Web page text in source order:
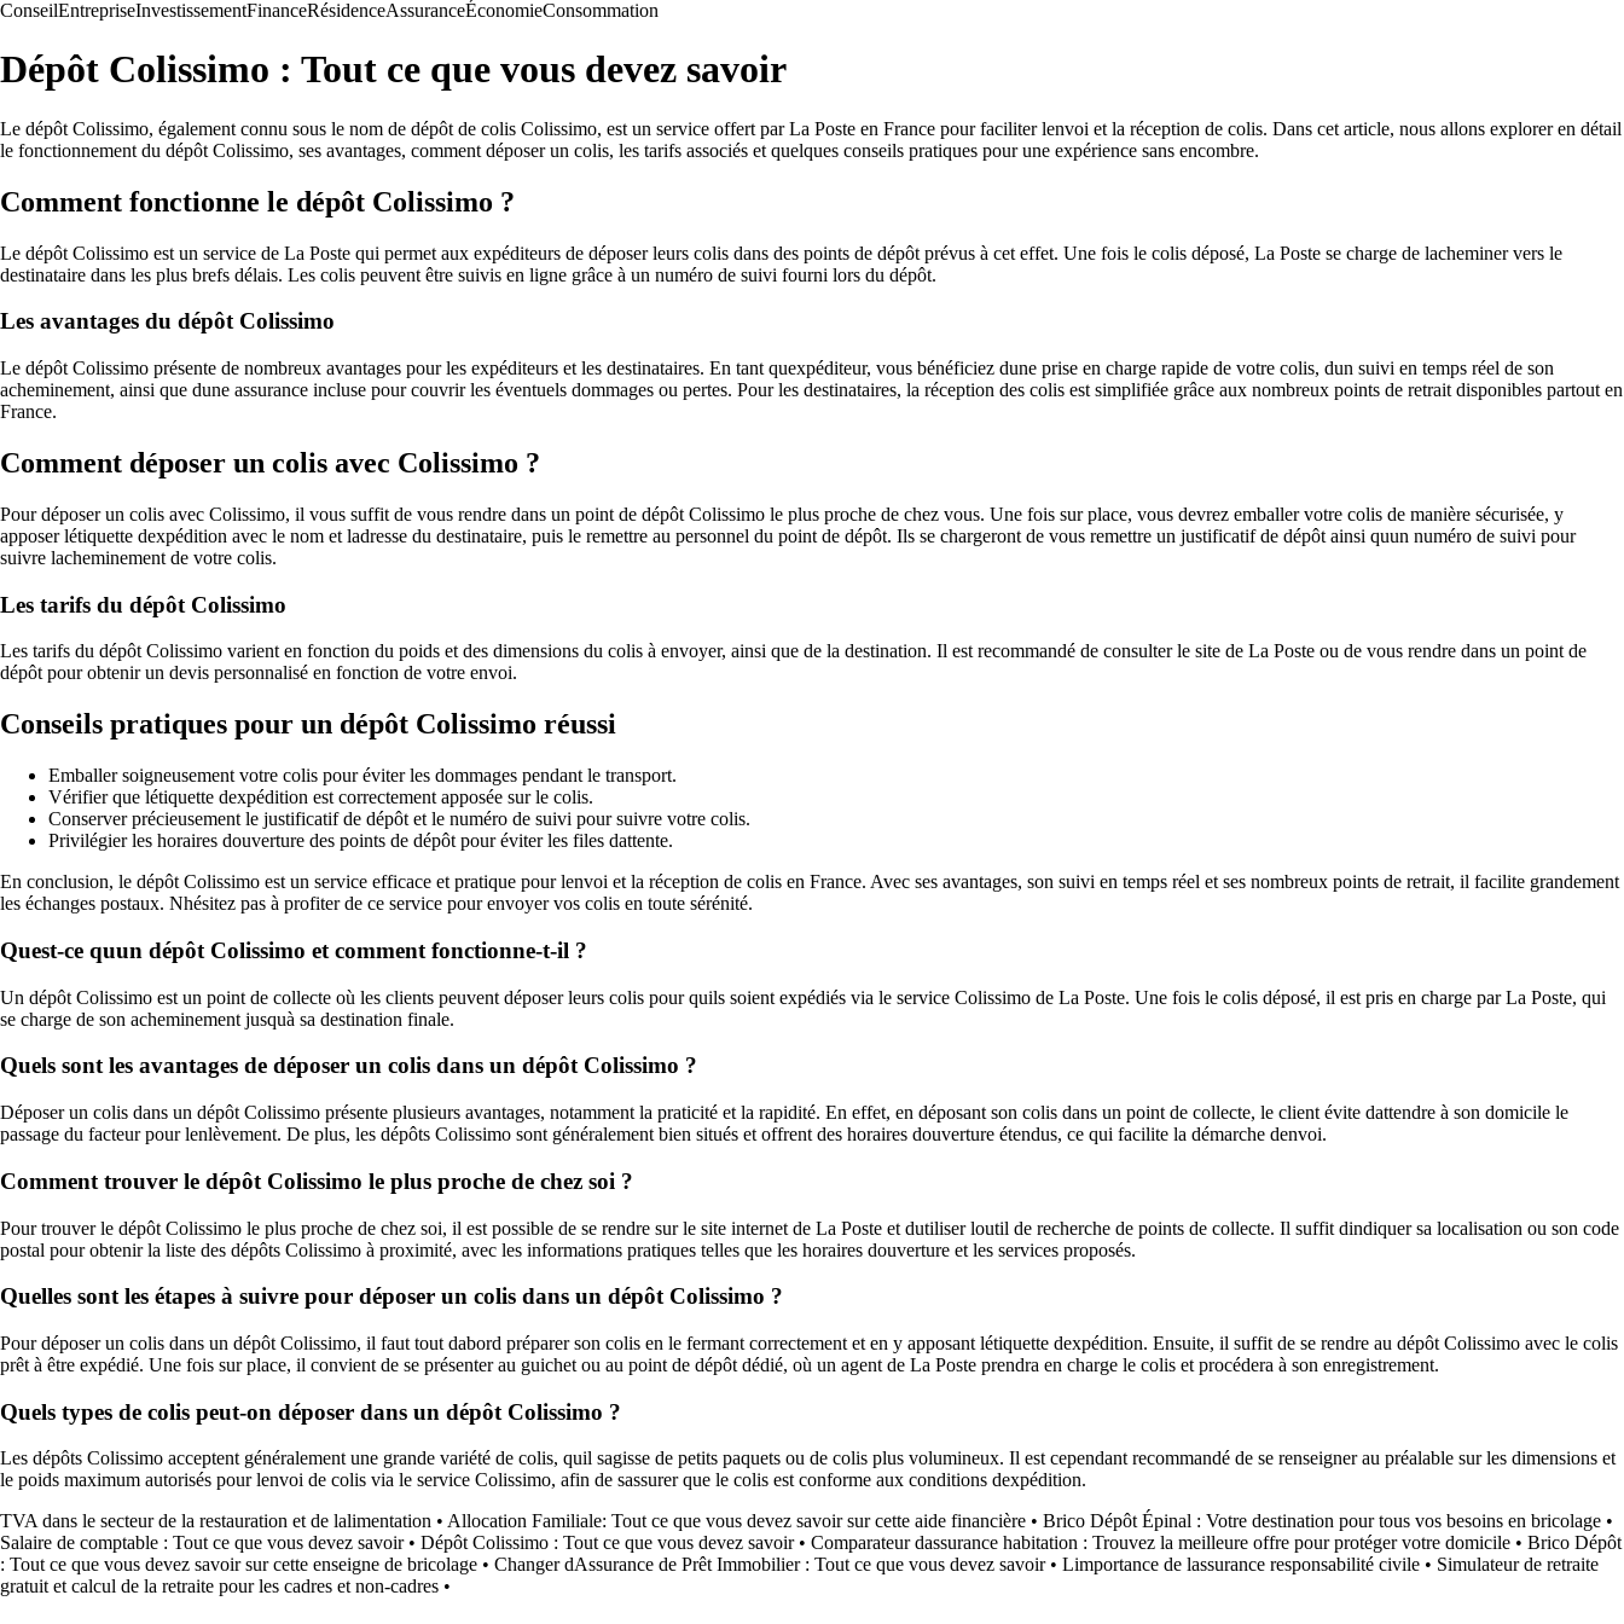
ConseilEntrepriseInvestissementFinanceRésidenceAssuranceÉconomieConsommation
Dépôt Colissimo : Tout ce que vous devez savoir
Le dépôt Colissimo, également connu sous le nom de dépôt de colis Colissimo, est un service offert par La Poste en France pour faciliter lenvoi et la réception de colis. Dans cet article, nous allons explorer en détail
le fonctionnement du dépôt Colissimo, ses avantages, comment déposer un colis, les tarifs associés et quelques conseils pratiques pour une expérience sans encombre.
Comment fonctionne le dépôt Colissimo ?
Le dépôt Colissimo est un service de La Poste qui permet aux expéditeurs de déposer leurs colis dans des points de dépôt prévus à cet effet. Une fois le colis déposé, La Poste se charge de lacheminer vers le
destinataire dans les plus brefs délais. Les colis peuvent être suivis en ligne grâce à un numéro de suivi fourni lors du dépôt.
Les avantages du dépôt Colissimo
Le dépôt Colissimo présente de nombreux avantages pour les expéditeurs et les destinataires. En tant quexpéditeur, vous bénéficiez dune prise en charge rapide de votre colis, dun suivi en temps réel de son
acheminement, ainsi que dune assurance incluse pour couvrir les éventuels dommages ou pertes. Pour les destinataires, la réception des colis est simplifiée grâce aux nombreux points de retrait disponibles partout en
France.
Comment déposer un colis avec Colissimo ?
Pour déposer un colis avec Colissimo, il vous suffit de vous rendre dans un point de dépôt Colissimo le plus proche de chez vous. Une fois sur place, vous devrez emballer votre colis de manière sécurisée, y
apposer létiquette dexpédition avec le nom et ladresse du destinataire, puis le remettre au personnel du point de dépôt. Ils se chargeront de vous remettre un justificatif de dépôt ainsi quun numéro de suivi pour
suivre lacheminement de votre colis.
Les tarifs du dépôt Colissimo
Les tarifs du dépôt Colissimo varient en fonction du poids et des dimensions du colis à envoyer, ainsi que de la destination. Il est recommandé de consulter le site de La Poste ou de vous rendre dans un point de
dépôt pour obtenir un devis personnalisé en fonction de votre envoi.
Conseils pratiques pour un dépôt Colissimo réussi
Emballer soigneusement votre colis pour éviter les dommages pendant le transport.
Vérifier que létiquette dexpédition est correctement apposée sur le colis.
Conserver précieusement le justificatif de dépôt et le numéro de suivi pour suivre votre colis.
Privilégier les horaires douverture des points de dépôt pour éviter les files dattente.
En conclusion, le dépôt Colissimo est un service efficace et pratique pour lenvoi et la réception de colis en France. Avec ses avantages, son suivi en temps réel et ses nombreux points de retrait, il facilite grandement
les échanges postaux. Nhésitez pas à profiter de ce service pour envoyer vos colis en toute sérénité.
Quest-ce quun dépôt Colissimo et comment fonctionne-t-il ?
Un dépôt Colissimo est un point de collecte où les clients peuvent déposer leurs colis pour quils soient expédiés via le service Colissimo de La Poste. Une fois le colis déposé, il est pris en charge par La Poste, qui
se charge de son acheminement jusquà sa destination finale.
Quels sont les avantages de déposer un colis dans un dépôt Colissimo ?
Déposer un colis dans un dépôt Colissimo présente plusieurs avantages, notamment la praticité et la rapidité. En effet, en déposant son colis dans un point de collecte, le client évite dattendre à son domicile le
passage du facteur pour lenlèvement. De plus, les dépôts Colissimo sont généralement bien situés et offrent des horaires douverture étendus, ce qui facilite la démarche denvoi.
Comment trouver le dépôt Colissimo le plus proche de chez soi ?
Pour trouver le dépôt Colissimo le plus proche de chez soi, il est possible de se rendre sur le site internet de La Poste et dutiliser loutil de recherche de points de collecte. Il suffit dindiquer sa localisation ou son code
postal pour obtenir la liste des dépôts Colissimo à proximité, avec les informations pratiques telles que les horaires douverture et les services proposés.
Quelles sont les étapes à suivre pour déposer un colis dans un dépôt Colissimo ?
Pour déposer un colis dans un dépôt Colissimo, il faut tout dabord préparer son colis en le fermant correctement et en y apposant létiquette dexpédition. Ensuite, il suffit de se rendre au dépôt Colissimo avec le colis
prêt à être expédié. Une fois sur place, il convient de se présenter au guichet ou au point de dépôt dédié, où un agent de La Poste prendra en charge le colis et procédera à son enregistrement.
Quels types de colis peut-on déposer dans un dépôt Colissimo ?
Les dépôts Colissimo acceptent généralement une grande variété de colis, quil sagisse de petits paquets ou de colis plus volumineux. Il est cependant recommandé de se renseigner au préalable sur les dimensions et
le poids maximum autorisés pour lenvoi de colis via le service Colissimo, afin de sassurer que le colis est conforme aux conditions dexpédition.
TVA dans le secteur de la restauration et de lalimentation • Allocation Familiale: Tout ce que vous devez savoir sur cette aide financière • Brico Dépôt Épinal : Votre destination pour tous vos besoins en bricolage •
Salaire de comptable : Tout ce que vous devez savoir• Dépôt Colissimo : Tout ce que vous devez savoir • Comparateur dassurance habitation : Trouvez la meilleure offre pour protéger votre domicile • Brico Dépôt
: Tout ce que vous devez savoir sur cette enseigne de bricolage • Changer dAssurance de Prêt Immobilier : Tout ce que vous devez savoir• Limportance de lassurance responsabilité civile • Simulateur de retraite
gratuit et calcul de la retraite pour les cadres et non-cadres •